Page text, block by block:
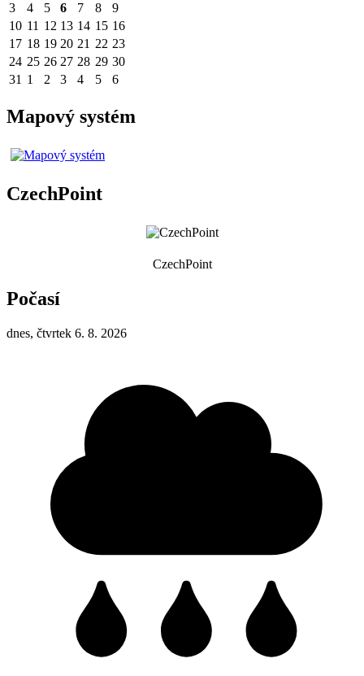
3
4 5 6 7 8
9
10 11 12 13 14 15 16
17 18 19 20 21 22 23
24 25 26 27 28 29 30
31 1 2 3 4 5 6
Mapový systém
CzechPoint
CzechPoint
Počasí
dnes, čtvrtek 6. 8. 2026